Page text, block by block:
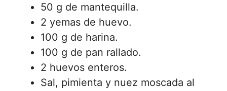
50 g de mantequilla.
2 yemas de huevo.
100 g de harina.
100 g de pan rallado.
2 huevos enteros.
Sal, pimienta y nuez moscada al